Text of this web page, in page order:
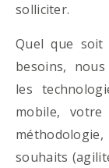
solliciter.
Quel que
besoins,
les
mobile,
souhaits